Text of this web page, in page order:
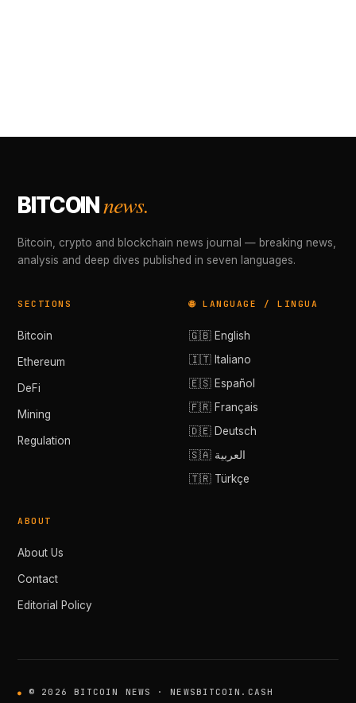
BITCOINnews.
Bitcoin, crypto and blockchain news journal — breaking news,
analysis and deep dives published in seven languages.
SECTIONS
Bitcoin
Ethereum
DeFi
Mining
Regulation
🌐 LANGUAGE / LINGUA
🇬🇧 English
🇮🇹 Italiano
🇪🇸 Español
🇫🇷 Français
🇩🇪 Deutsch
🇸🇦 العربية
🇹🇷 Türkçe
ABOUT
About Us
Contact
Editorial Policy
© 2026 BITCOIN NEWS · NEWSBITCOIN.CASH